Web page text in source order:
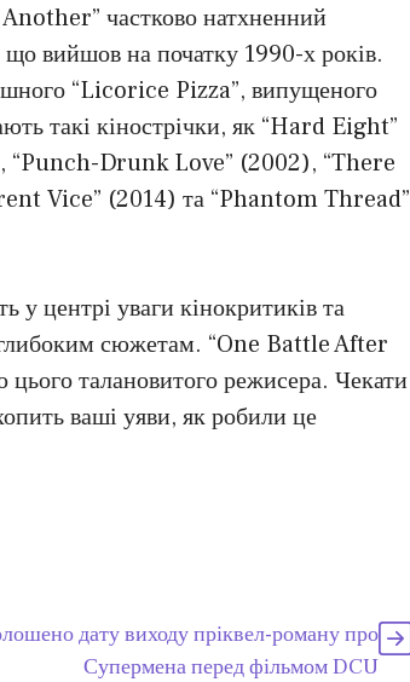
частково натхненний
вийшов на початку 1990-х років.
“Licorice Pizza”, випущеного
такі кінострічки, як “Hard Eight”
“Punch-Drunk Love” (2002), “There
Vice” (2014) та “Phantom Thread”
центрі уваги кінокритиків та
глибоким сюжетам. “One Battle After
талановитого режисера. Чекати
ваші уяви, як робили це
дату виходу пріквел-роману про
Супермена перед фільмом DCU